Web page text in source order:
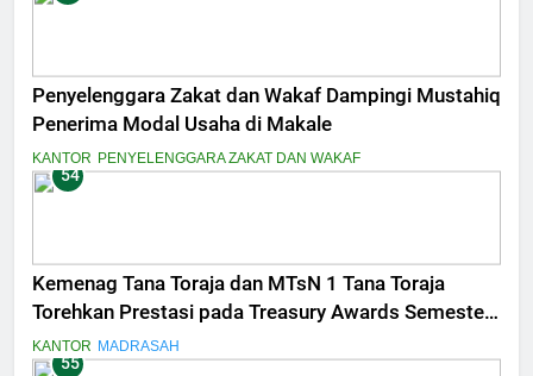
Penyelenggara Zakat dan Wakaf Dampingi Mustahiq
Penerima Modal Usaha di Makale
KANTOR PENYELENGGARA ZAKAT DAN WAKAF
54
Kemenag Tana Toraja dan MTsN 1 Tana Toraja
Torehkan Prestasi pada Treasury Awards Semester
II 2025
KANTOR MADRASAH
55